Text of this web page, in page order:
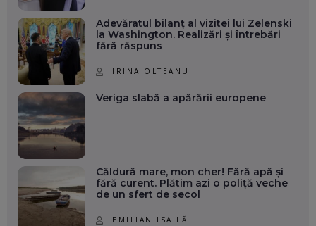
Adevăratul bilanț al vizitei lui Zelenski
la Washington. Realizări și întrebări
fără răspuns
IRINA OLTEANU
Veriga slabă a apărării europene
Căldură mare, mon cher! Fără apă și
fără curent. Plătim azi o poliță veche
de un sfert de secol
EMILIAN ISAILĂ